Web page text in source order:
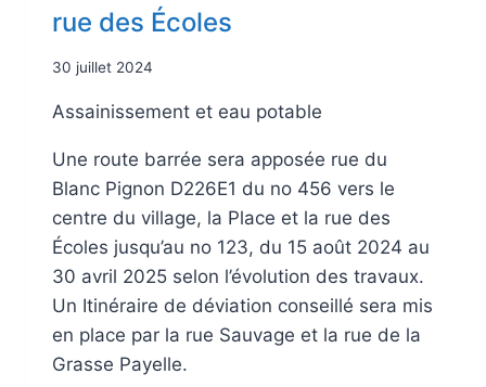
rue des Écoles
30 juillet 2024
Assainissement et eau potable
Une route barrée sera apposée rue du
Blanc Pignon D226E1 du no 456 vers le
centre du village, la Place et la rue des
Écoles jusqu’au no 123, du 15 août 2024 au
30 avril 2025 selon l’évolution des travaux.
Un Itinéraire de déviation conseillé sera mis
en place par la rue Sauvage et la rue de la
Grasse Payelle.